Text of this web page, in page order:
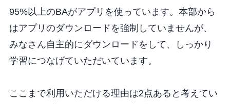
95%以上のBAがアプリを使っています。本部から
はアプリのダウンロードを強制していませんが、
みなさん自主的にダウンロードをして、しっかり
学習につなげていただいています。
ここまで利用いただける理由は2点あると考えてい